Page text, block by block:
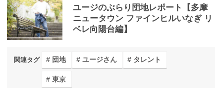
ユージのぶらり団地レポート【多摩
ニュータウン ファインヒルいなぎ リ
ベレ向陽台編】
関連タグ 団地 ユージさん タレント
東京